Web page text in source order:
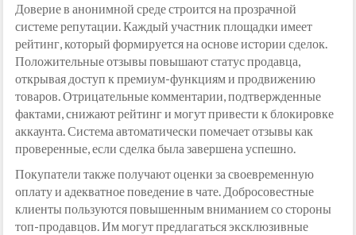
Доверие в анонимной среде строится на прозрачной
системе репутации. Каждый участник площадки имеет
рейтинг, который формируется на основе истории сделок.
Положительные отзывы повышают статус продавца,
открывая доступ к премиум-функциям и продвижению
товаров. Отрицательные комментарии, подтвержденные
фактами, снижают рейтинг и могут привести к блокировке
аккаунта. Система автоматически помечает отзывы как
проверенные, если сделка была завершена успешно.
Покупатели также получают оценки за своевременную
оплату и адекватное поведение в чате. Добросовестные
клиенты пользуются повышенным вниманием со стороны
топ-продавцов. Им могут предлагаться эксклюзивные